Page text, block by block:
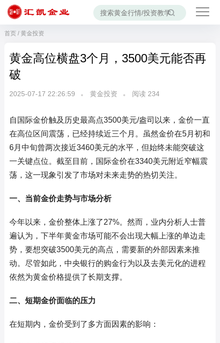
首页/ 黄金投资
黄金高位横盘3个月，3500美元能否再
破
2025-07-17 22:26:59 黄金投资 阅读 234
自国际金价触及历史最高点3500美元/盎司以来，金价一直
在高位区间震荡，已经持续近三个月。虽然金价在5月初和
6月中旬曾两次接近3460美元的水平，但始终未能突破这
一关键点位。截至目前，国际金价在3340美元附近窄幅震
荡，这一现象引发了市场对未来走势的热切关注。
一、当前金价走势与市场分析
今年以来，金价整体上涨了27%。然而，业内分析人士普
遍认为，下半年黄金市场可能不会出现大幅上涨的单边走
势，要想突破3500美元的高点，需要新的外部因素来推
动。尽管如此，中央银行的购金行为以及去美元化的进程
依然为黄金价格提供了长期支撑。
二、短期金价面临的压力
在短期内，金价受到了多方面因素的影响：